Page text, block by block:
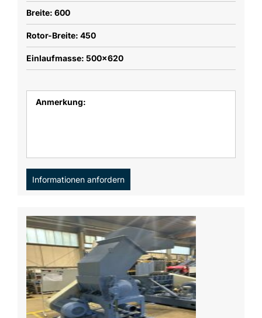
Breite: 600
Rotor-Breite: 450
Einlaufmasse: 500x620
Anmerkung:
Informationen anfordern